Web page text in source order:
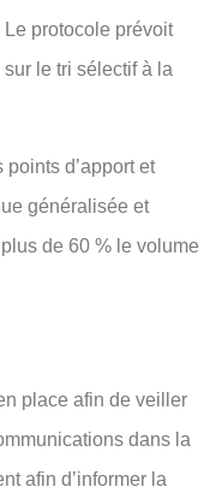
Le protocole prévoit
le tri sélectif à la
d’apport et
généralisée et
de 60 % le volume
place afin de veiller
dans la
afin d’informer la